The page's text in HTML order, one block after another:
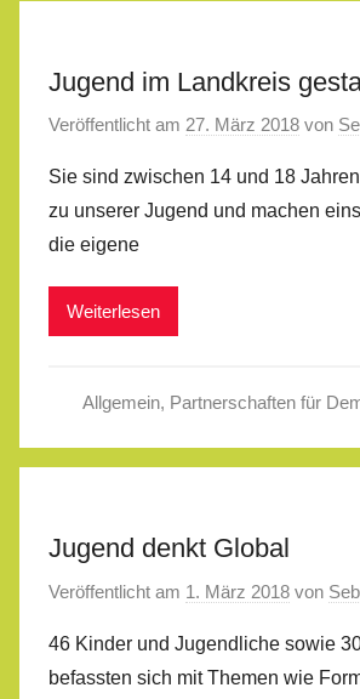
Jugend im Landkreis
Veröffentlicht am 27. März 2018 von
Sie sind zwischen 14 und 18
zu unserer Jugend und machen
die eigene
Weiterlesen
Allgemein, Partnerschaften für
Jugend denkt Global
Veröffentlicht am 1. März 2018 von
46 Kinder und Jugendliche sowie
befassten sich mit Themen wie